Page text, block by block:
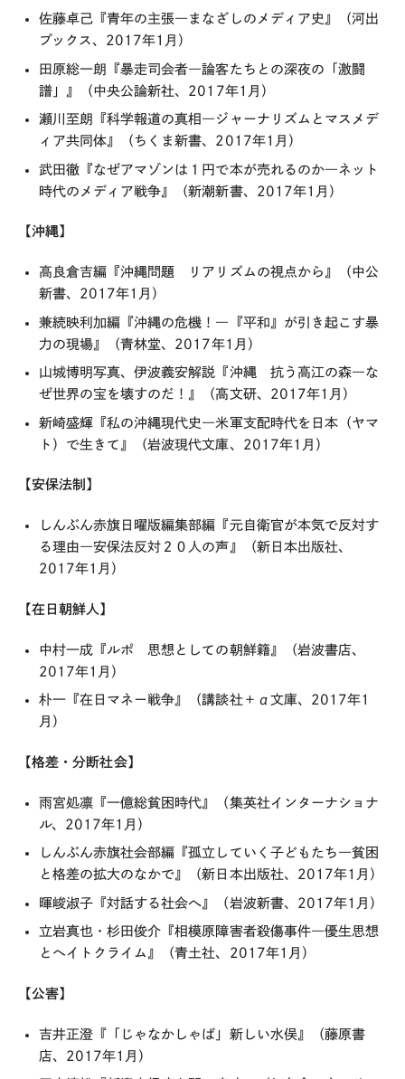
佐藤卓己『青年の主張―まなざしのメディア史』（河出
ブックス、2017年1月）
田原総一朗『暴走司会者―論客たちとの深夜の「激闘
譜」』（中央公論新社、2017年1月）
瀬川至朗『科学報道の真相―ジャーナリズムとマスメデ
ィア共同体』（ちくま新書、2017年1月）
武田徹『なぜアマゾンは１円で本が売れるのか―ネット
時代のメディア戦争』（新潮新書、2017年1月）
【沖縄】
高良倉吉編『沖縄問題 リアリズムの視点から』（中公
新書、2017年1月）
兼続映利加編『沖縄の危機！―『平和』が引き起こす暴
力の現場』（青林堂、2017年1月）
山城博明写真、伊波義安解説『沖縄 抗う高江の森―な
ぜ世界の宝を壊すのだ！』（高文研、2017年1月）
新崎盛輝『私の沖縄現代史―米軍支配時代を日本（ヤマ
ト）で生きて』（岩波現代文庫、2017年1月）
【安保法制】
しんぶん赤旗日曜版編集部編『元自衛官が本気で反対す
る理由―安保法反対２０人の声』（新日本出版社、
2017年1月）
【在日朝鮮人】
中村一成『ルポ 思想としての朝鮮籍』（岩波書店、
2017年1月）
朴一『在日マネー戦争』（講談社＋α文庫、2017年1
月）
【格差・分断社会】
雨宮処凛『一億総貧困時代』（集英社インターナショナ
ル、2017年1月）
しんぶん赤旗社会部編『孤立していく子どもたち―貧困
と格差の拡大のなかで』（新日本出版社、2017年1月）
暉峻淑子『対話する社会へ』（岩波新書、2017年1月）
立岩真也・杉田俊介『相模原障害者殺傷事件―優生思想
とヘイトクライム』（青土社、2017年1月）
【公害】
吉井正澄『「じゃなかしゃば」新しい水俣』（藤原書
店、2017年1月）